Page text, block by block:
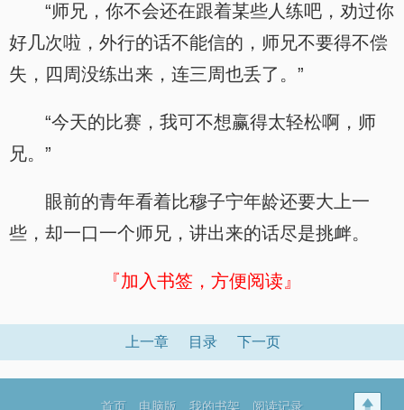
“师兄，你不会还在跟着某些人练吧，劝过你
好几次啦，外行的话不能信的，师兄不要得不偿
失，四周没练出来，连三周也丢了。”
“今天的比赛，我可不想赢得太轻松啊，师
兄。”
眼前的青年看着比穆子宁年龄还要大上一
些，却一口一个师兄，讲出来的话尽是挑衅。
『加入书签，方便阅读』
上一章 目录 下一页
首页 电脑版 我的书架 阅读记录